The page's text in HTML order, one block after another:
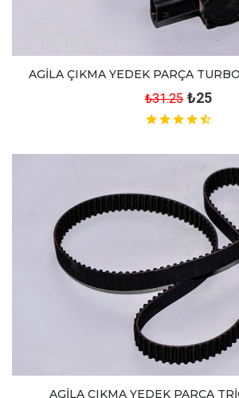
AGİLA ÇIKMA YEDEK PARÇA
₺31.25 ₺25
AGİLA ÇIKMA YEDEK PARÇA